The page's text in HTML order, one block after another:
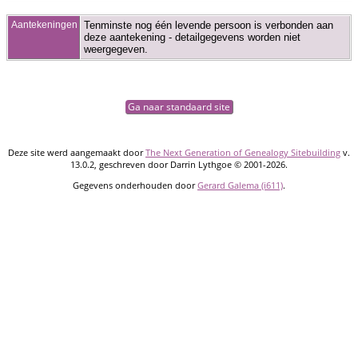
Aantekeningen
Tenminste nog één levende persoon is verbonden aan
deze aantekening - detailgegevens worden niet
weergegeven.
Ga naar standaard site
Deze site werd aangemaakt doorThe Next Generation of Genealogy Sitebuilding v.
13.0.2, geschreven door Darrin Lythgoe © 2001-2026.
Gegevens onderhouden doorGerard Galema (i611).